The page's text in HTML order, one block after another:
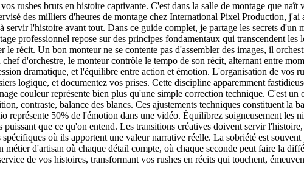
rushes bruts en histoire captivante. C'est dans la salle de montage que
des milliers d'heures de montage chez International Pixel Production,
servir l'histoire avant tout. Dans ce guide complet, je partage les secrets
professionnel repose sur des principes fondamentaux qui transcendent
récit. Un bon monteur ne se contente pas d'assembler des images, il
d'orchestre, le monteur contrôle le tempo de son récit, alternant entre
dramatique, et l'équilibre entre action et émotion. L'organisation de
logique, et documentez vos prises. Cette discipline apparemment
couleur représente bien plus qu'une simple correction technique. C'est
contraste, balance des blancs. Ces ajustements techniques constituent la
représente 50% de l'émotion dans une vidéo. Équilibrez soigneusement les
que ce qu'on entend. Les transitions créatives doivent servir
où ils apportent une valeur narrative réelle. La sobriété est
métier d'artisan où chaque détail compte, où chaque seconde peut faire la
de vos histoires, transformant vos rushes en récits qui touchent,